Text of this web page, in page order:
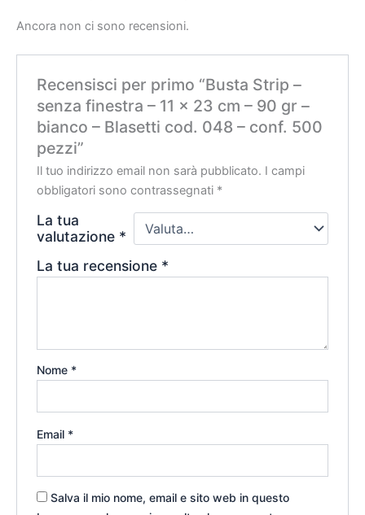
Ancora non ci sono recensioni.
Recensisci per primo “Busta Strip –
senza finestra – 11 x 23 cm – 90 gr –
bianco – Blasetti cod. 048 – conf. 500
pezzi”
Il tuo indirizzo email non sarà pubblicato. I campi
obbligatori sono contrassegnati *
La tua
valutazione *
La tua recensione *
Nome *
Email *
Salva il mio nome, email e sito web in questo